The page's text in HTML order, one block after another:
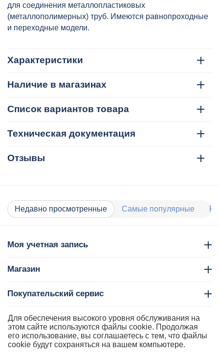
для соединения металлопластиковых
(металлополимерных) труб. Имеются равнопроходные
и переходные модели.
Характеристики
Наличие в магазинах
Список вариантов товара
Техническая документация
Отзывы
Недавно просмотренные Самые популярные
Моя учетная запись
Магазин
Покупательский сервис
Контакты
Для обеспечения высокого уровня обслуживания на
этом сайте используются файлы cookie. Продолжая
его использование, вы соглашаетесь с тем, что файлы
cookie будут сохраняться на вашем компьютере.